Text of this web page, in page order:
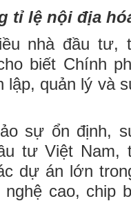
tỉ lệ nội địa
nhà đầu tư,
biết Chính
lập, quản lý và
sự ổn định,
tư Việt Nam,
dự án lớn
cao, chip